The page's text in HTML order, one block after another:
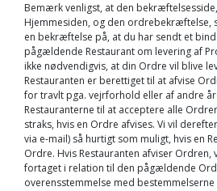
Bemærk venligst, at den
Hjemmesiden, og den ordrebekræftelse,
en bekræftelse på, at du har sendt et
pågældende Restaurant om levering af
ikke nødvendigvis, at din Ordre vil blive
Restauranten er berettiget til at afvise
for travlt pga. vejrforhold eller af andre
Restauranterne til at acceptere alle
straks, hvis en Ordre afvises. Vi vil
via e-mail) så hurtigt som muligt, hvis en
Ordre. Hvis Restauranten afviser Ordren,
fortaget i relation til den pågældende
overensstemmelse med